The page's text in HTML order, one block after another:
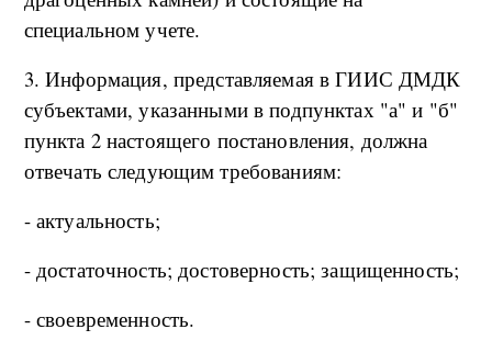
специальном учете.
3. Информация, представляемая в ГИИС ДМДК
субъектами, указанными в подпунктах "а" и "б"
пункта 2 настоящего постановления, должна
отвечать следующим требованиям:
- актуальность;
- достаточность; достоверность; защищенность;
- своевременность.